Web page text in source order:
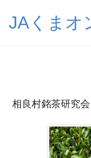
JAくまオ
相良村銘茶研究